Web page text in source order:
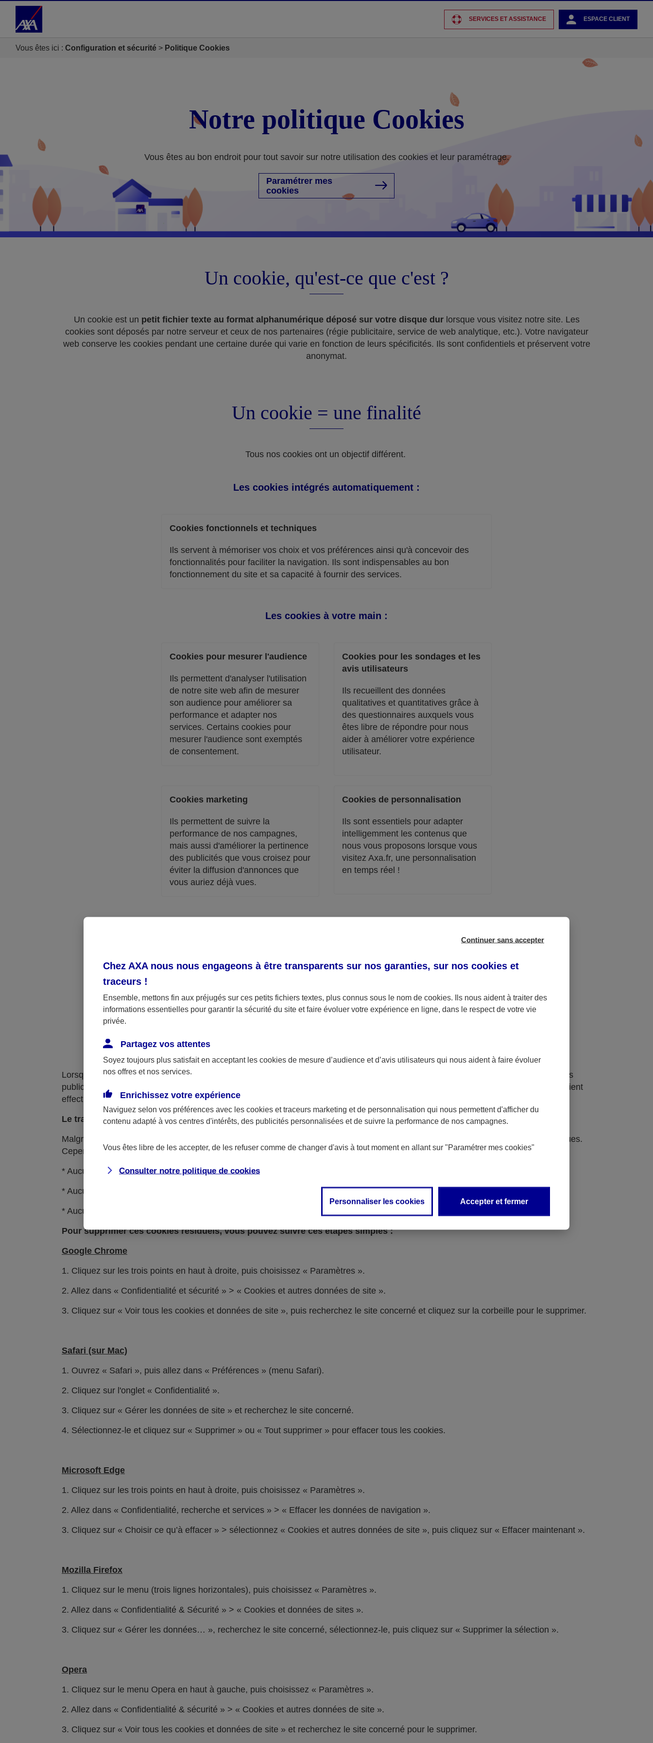
Accéder au Contenu
SERVICES ET ASSISTANCE ESPACE CLIENT
Vous êtes ici : Configuration et sécurité Politique Cookies
Notre politique Cookies
Vous êtes au bon endroit pour tout savoir sur notre utilisation des cookies et leur paramétrage.
Paramétrer mes
cookies
Un cookie, qu'est-ce que c'est ?
Un cookie est un petit fichier texte au format alphanumérique déposé sur votre disque dur lorsque vous visitez notre site. Les
cookies sont déposés par notre serveur et ceux de nos partenaires (régie publicitaire, service de web analytique, etc.). Votre navigateur
web conserve les cookies pendant une certaine durée qui varie en fonction de leurs spécificités. Ils sont confidentiels et préservent votre
anonymat.
Un cookie = une finalité
Tous nos cookies ont un objectif différent.
Les cookies intégrés automatiquement :
Cookies fonctionnels et techniques
Ils servent à mémoriser vos choix et vos préférences ainsi qu'à concevoir des
fonctionnalités pour faciliter la navigation. Ils sont indispensables au bon
fonctionnement du site et sa capacité à fournir des services.
Les cookies à votre main :
Cookies pour mesurer l'audience
Ils permettent d'analyser l'utilisation
de notre site web afin de mesurer
son audience pour améliorer sa
performance et adapter nos
services. Certains cookies pour
mesurer l'audience sont exemptés
de consentement.
Cookies pour les sondages et les
avis utilisateurs
Ils recueillent des données
qualitatives et quantitatives grâce à
des questionnaires auxquels vous
êtes libre de répondre pour nous
aider à améliorer votre expérience
utilisateur.
Cookies marketing
Ils permettent de suivre la
performance de nos campagnes,
mais aussi d'améliorer la pertinence
des publicités que vous croisez pour
éviter la diffusion d'annonces que
vous auriez déjà vues.
Cookies de personnalisation
Ils sont essentiels pour adapter
intelligemment les contenus que
nous vous proposons lorsque vous
visitez Axa.fr, une personnalisation
en temps réel !
cookies
Lorsque vous naviguez sur notre site,
(prestataires ou régies
publicitaires qui diffusent des publicités sur nos sites). Nous nous assurons que l’émission et l’utilisation des cookies de leur part soient
effectuées dans le respect de la réglementation en vigueur.
Le traitement des cookies est protégé: seul l’émetteur d’un cookie a la possibilité de lire les informations qui y sont contenues.
Malgré nos efforts pour supprimer les cookies tiers, certains peuvent rester stockés sur votre appareil en raison des limites techniques.
Cependant, nous vous assurons qu’après le retrait de votre consentement :
* Aucun script soumis au consentement n'est chargé
* Aucun de ces cookies résiduels n'est lu ou utilisé
* Aucune donnée n'est transmise à des partenaires tiers
Pour supprimer ces cookies résiduels, vous pouvez suivre ces étapes simples :
Google Chrome
1. Cliquez sur les trois points en haut à droite, puis choisissez « Paramètres ».
2. Allez dans « Confidentialité et sécurité » > « Cookies et autres données de site ».
3. Cliquez sur « Voir tous les cookies et données de site », puis recherchez le site concerné et cliquez sur la corbeille pour le supprimer.
Safari (sur Mac)
1. Ouvrez « Safari », puis allez dans « Préférences » (menu Safari).
2. Cliquez sur l'onglet « Confidentialité ».
3. Cliquez sur « Gérer les données de site » et recherchez le site concerné.
4. Sélectionnez-le et cliquez sur « Supprimer » ou « Tout supprimer » pour effacer tous les cookies.
Microsoft Edge
1. Cliquez sur les trois points en haut à droite, puis choisissez « Paramètres ».
2. Allez dans « Confidentialité, recherche et services » > « Effacer les données de navigation ».
3. Cliquez sur « Choisir ce qu’à effacer » > sélectionnez « Cookies et autres données de site », puis cliquez sur « Effacer maintenant ».
Mozilla Firefox
1. Cliquez sur le menu (trois lignes horizontales), puis choisissez « Paramètres ».
2. Allez dans « Confidentialité & Sécurité » > « Cookies et données de sites ».
3. Cliquez sur « Gérer les données… », recherchez le site concerné, sélectionnez-le, puis cliquez sur « Supprimer la sélection ».
Opera
1. Cliquez sur le menu Opera en haut à gauche, puis choisissez « Paramètres ».
2. Allez dans « Confidentialité & sécurité » > « Cookies et autres données de site ».
3. Cliquez sur « Voir tous les cookies et données de site » et recherchez le site concerné pour le supprimer.
Continuer sans accepter
Chez AXA nous nous engageons à être transparents sur nos garanties, sur nos cookies et
traceurs !
Ensemble, mettons fin aux préjugés sur ces petits fichiers textes, plus connus sous le nom de cookies . Ils nous aident à traiter des
informations essentielles pour garantir la sécurité du site et faire évoluer votre expérience en ligne, dans le respect de votre vie
privée.
Partagez vos attentes
Soyez toujours plus satisfait en acceptant les cookies de mesure d’audience et d’avis utilisateurs qui nous aident à faire évoluer
nos offres et nos services.
Enrichissez votre expérience
Naviguez selon vos préférences avec les cookies et traceurs marketing et de personnalisation qui nous permettent d'afficher du
contenu adapté à vos centres d'intérêts, des publicités personnalisées et de suivre la performance de nos campagnes.
Vous êtes libre de les accepter, de les refuser comme de changer d'avis à tout moment en allant sur "Paramétrer mes cookies"
Consulter notre politique de cookies
Personnaliser les cookies Accepter et fermer